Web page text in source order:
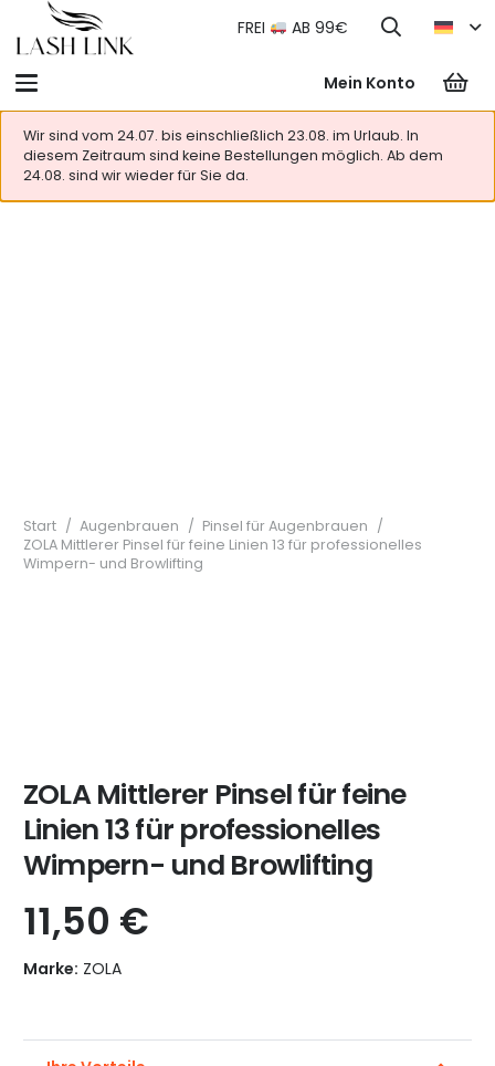
FREI AB 99€
Mein Konto
Wir sind vom 24.07. bis einschließlich 23.08. im Urlaub. In
diesem Zeitraum sind keine Bestellungen möglich. Ab dem
24.08. sind wir wieder für Sie da.
Start / Augenbrauen / Pinsel für Augenbrauen /
ZOLA Mittlerer Pinsel für feine Linien 13 für professionelles
Wimpern- und Browlifting
ZOLA Mittlerer Pinsel für feine
Linien 13 für professionelles
Wimpern- und Browlifting
11,50 €
Marke: ZOLA